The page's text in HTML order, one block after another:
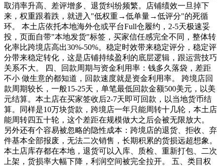
取消率升高、差评增多、退货纠纷频繁。店铺绩效一旦掉下
来，权重跟着跌，就进入"低权重→低单量→低评分"的死循
环。 本土店依托本地海外仓或平台Full仓履约，2-5天极速妥
投，页面自带"本地发货"标签，买家信任感完全不同，整体转
化率比跨境店高出30%-50%。稳定时效带来稳定评分，稳定评
分带来稳定转化，这是店铺持续盈利的底层逻辑，跟运营技巧
关系不大。 四、回款周期与资金利用率：钱多久落袋，差距
不小 做生意的都知道，回款速度就是资金利用率。 跨境店回
款周期较长，一般15-25天，单笔最低回款金额500美元，以美
元结算。本土店在买家签收后2-7天即可回款，以当地货币结
算。同样是10万块货款，跨境店一年只能周转十几轮，本土店
能周转四五十轮，这个差距在规模做大之后会被无限放大。
另外还有个容易被忽略的隐性成本：跨境店的退货、拒收、弃
件基本全部报废，无法二次销售，长期积累的货损远超想象。
本土店库存都在本地，退货可以入库、质检、重新打包、二次
上架，货损率大幅下降，利润空间被完全拉开。 五、类目权